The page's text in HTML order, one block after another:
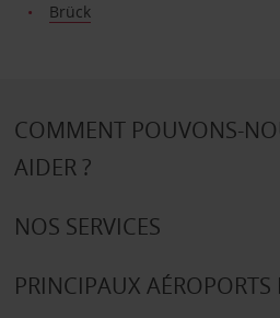
Brück
COMMENT POUVONS-
AIDER ?
NOS SERVICES
PRINCIPAUX AÉROPORTS